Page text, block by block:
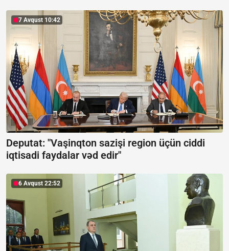
7 Avqust 10:42
Deputat: "Vaşinqton sazişi region üçün ciddi
iqtisadi faydalar vəd edir"
6 Avqust 22:52